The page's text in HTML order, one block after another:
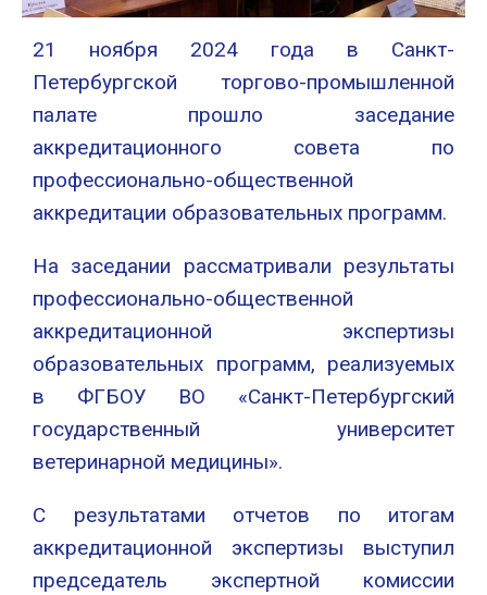
21 ноября 2024 года в Санкт-
Петербургской торгово-промышленной
палате прошло заседание
аккредитационного совета по
профессионально-общественной
аккредитации образовательных программ.
На заседании рассматривали результаты
профессионально-общественной
аккредитационной экспертизы
образовательных программ, реализуемых
в ФГБОУ ВО «Санкт-Петербургский
государственный университет
ветеринарной медицины».
С результатами отчетов по итогам
аккредитационной экспертизы выступил
председатель экспертной комиссии